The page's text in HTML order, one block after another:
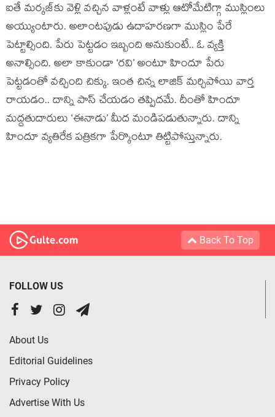
ఐతే మర్కజ్‌కు వెళ్లి వచ్చిన వాళ్లంటే వాళ్లు ఆటోమేటిగ్గా ముస్లింలు
అయ్యుంటారు. అలాంటపుడు ఉదాహరణగా ముస్లిం పేరే
పెట్టాల్సింది. పేరు పెట్టడం ఇబ్బంది అనుకుంటే.. ఓ వ్యక్తి
అనాల్సింది. అలా కాకుండా ‘రవి’ అంటూ హిందూ పేరు
పెట్టడంతో వచ్చింది చిక్కు. ఇంత చిన్న లాజిక్ మర్చిపోయి వార్త
రాయడం.. దాన్ని పాస్ చేయడం తప్పిదమే. దీంతో హిందూ
మద్దతుదారులు ‘ఈనాడు’ మీద మండిపడుతున్నారు. దాన్ని
హిందూ వ్యతిరేక పత్రికగా పేర్కొంటూ తిట్టిపోస్తున్నారు.
Back To Top
FOLLOW US
About Us
Editorial Guidelines
Privacy Policy
Advertise With Us